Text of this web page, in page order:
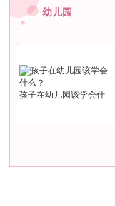
幼儿园
孩子在幼儿园该学会什